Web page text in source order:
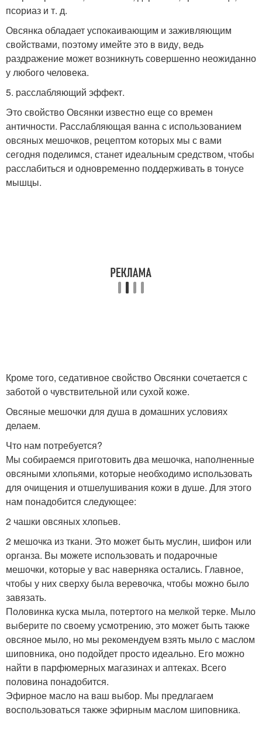
псориаз и т. д.
Овсянка обладает успокаивающим и заживляющим
свойствами, поэтому имейте это в виду, ведь
раздражение может возникнуть совершенно неожиданно
у любого человека.
5. расслабляющий эффект.
Это свойство Овсянки известно еще со времен
античности. Расслабляющая ванна с использованием
овсяных мешочков, рецептом которых мы с вами
сегодня поделимся, станет идеальным средством, чтобы
расслабиться и одновременно поддерживать в тонусе
мышцы.
Кроме того, седативное свойство Овсянки сочетается с
заботой о чувствительной или сухой коже.
Овсяные мешочки для душа в домашних условиях
делаем.
Что нам потребуется?
Мы собираемся приготовить два мешочка, наполненные
овсяными хлопьями, которые необходимо использовать
для очищения и отшелушивания кожи в душе. Для этого
нам понадобится следующее:
2 чашки овсяных хлопьев.
2 мешочка из ткани. Это может быть муслин, шифон или
органза. Вы можете использовать и подарочные
мешочки, которые у вас наверняка остались. Главное,
чтобы у них сверху была веревочка, чтобы можно было
завязать.
Половинка куска мыла, потертого на мелкой терке. Мыло
выберите по своему усмотрению, это может быть также
овсяное мыло, но мы рекомендуем взять мыло с маслом
шиповника, оно подойдет просто идеально. Его можно
найти в парфюмерных магазинах и аптеках. Всего
половина понадобится.
Эфирное масло на ваш выбор. Мы предлагаем
воспользоваться также эфирным маслом шиповника.